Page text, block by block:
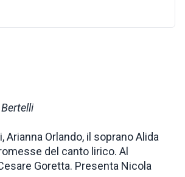
Arianna Orlando, il soprano Alida
del canto lirico. Al
Goretta. Presenta Nicola